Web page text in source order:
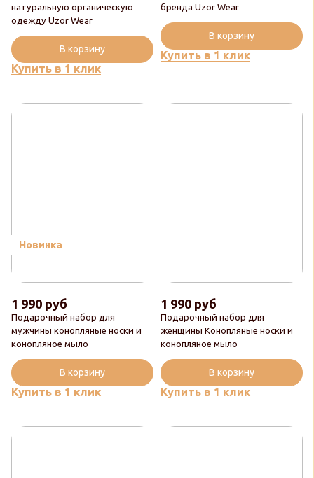
натуральную органическую
одежду Uzor Wear
Купить в 1 клик
В корзину
бренда Uzor Wear
Купить в 1 клик
В корзину
Новинка
Подарочный набор для
мужчины конопляные носки и
конопляное мыло
1 990 руб
Купить в 1 клик
В корзину
Подарочный набор для
женщины Конопляные носки и
конопляное мыло
1 990 руб
Купить в 1 клик
В корзину